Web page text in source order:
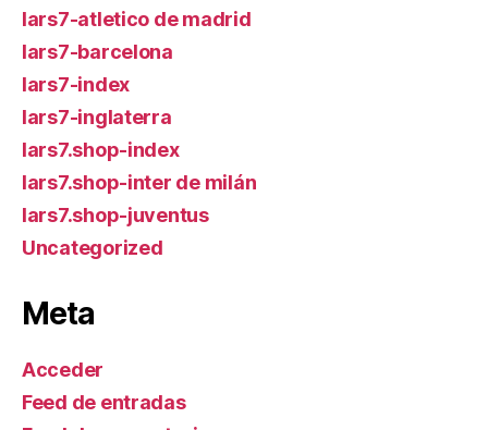
lars7-atletico de madrid
lars7-barcelona
lars7-index
lars7-inglaterra
lars7.shop-index
lars7.shop-inter de milán
lars7.shop-juventus
Uncategorized
Meta
Acceder
Feed de entradas